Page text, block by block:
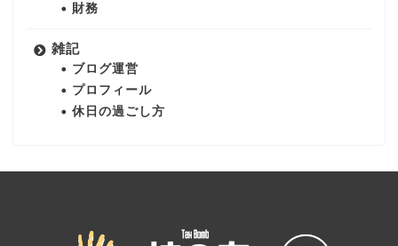
財務
雑記
ブログ運営
プロフィール
休日の過ごし方